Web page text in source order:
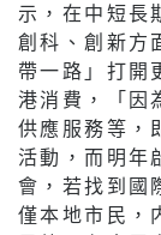
示，在中短長
創科、創新方
帶一路」打開
港消費，「因
供應服務等，
活動，而明年
會，若找到國
僅本地市民，